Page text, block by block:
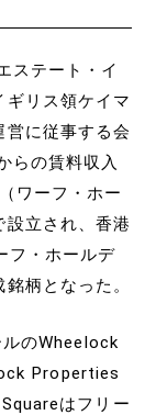
ステート・イ
リス領ケイマ
に従事する会
らの賃料収入
ワーフ・ホー
立され、香港
フ・ホールデ
柄となった。
のWheelock
Properties
はフリー